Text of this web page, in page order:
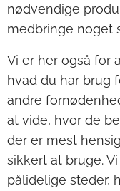
nødvendige
medbringe noget
Vi er her også for
hvad du har brug
andre
at vide, hvor de
der er mest
sikkert at bruge.
pålidelige steder,